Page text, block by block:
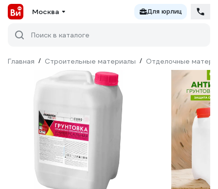
Москва Для юрлиц
Поиск в каталоге
Главная / Строительные материалы / Отделочные